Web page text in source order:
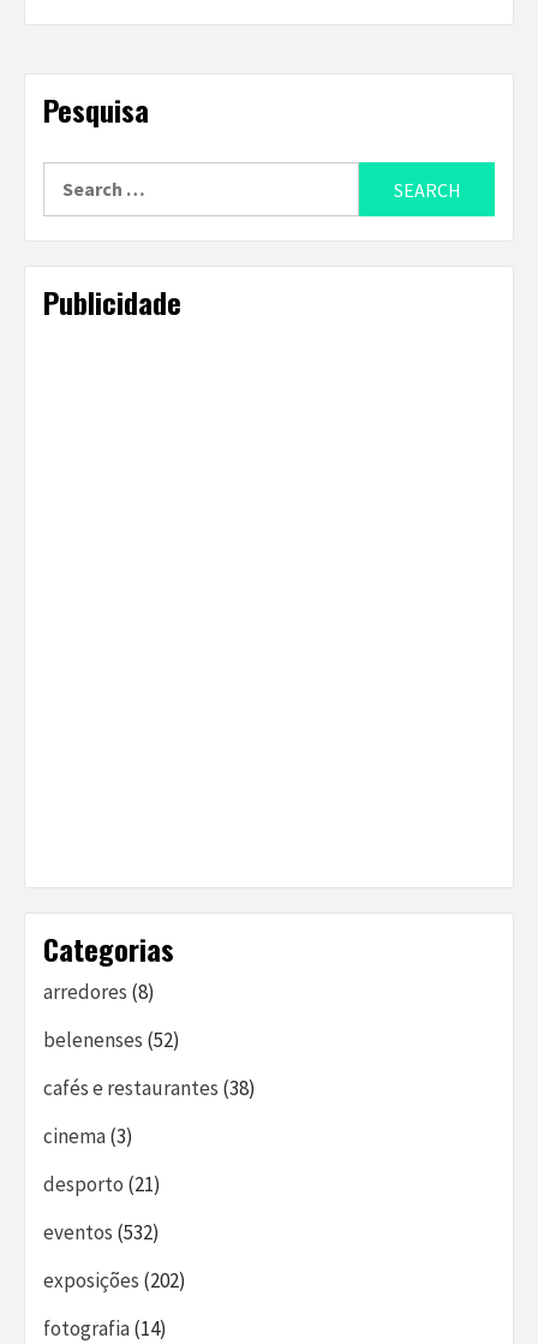
Pesquisa
Publicidade
Categorias
arredores (8)
belenenses (52)
cafés e restaurantes (38)
cinema(3)
desporto (21)
eventos (532)
exposições (202)
fotografia(14)